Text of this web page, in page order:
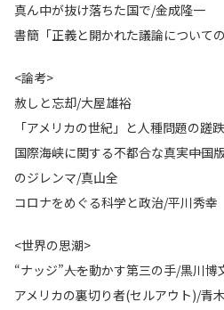
真ん中が抜け落ちた国で/金成隆一
書簡「正義と開かれた議論についての
<論考>
赦しと忘却/大屋雄裕
「アメリカの世紀」と人種問題の蹉
国際海峡に関する不都合な真実――中
のジレンマ/真山全
コロナをめぐる科学と政治/平川秀幸
<世界の思潮>
“ナッジ”――人を動かす第三の手/黒川博
アメリカの裏切り者(セルアウト)/青